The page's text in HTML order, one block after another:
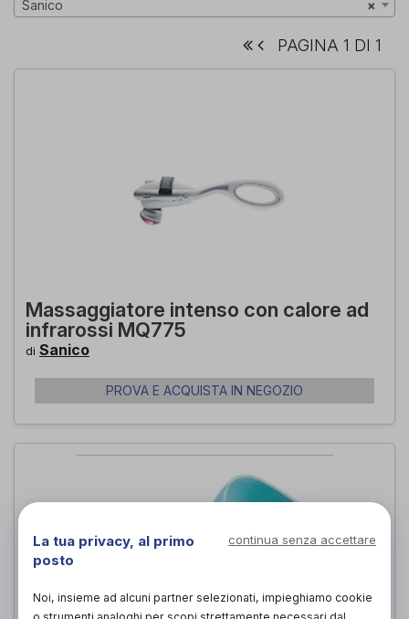
×
Sanico
PAGINA 1 DI 1
Massaggiatore intenso con calore ad
infrarossi MQ775
di Sanico
PROVA E ACQUISTA IN NEGOZIO
La tua privacy, al primo
posto
continua senza accettare
Noi, insieme ad alcuni partner selezionati, impieghiamo cookie